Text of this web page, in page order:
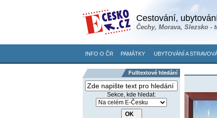
Cestování,
Čechy, Morava, Slezsko -
INFO O ČR PAMÁTKY UBYTOVÁNÍ A
Fulltextové hledání
Sekce, kde hledat: